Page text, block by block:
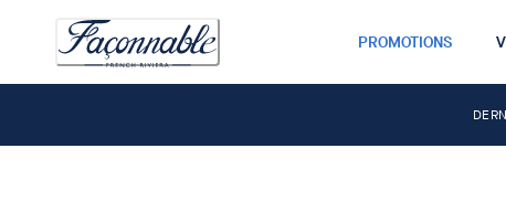
PROMOTIONS